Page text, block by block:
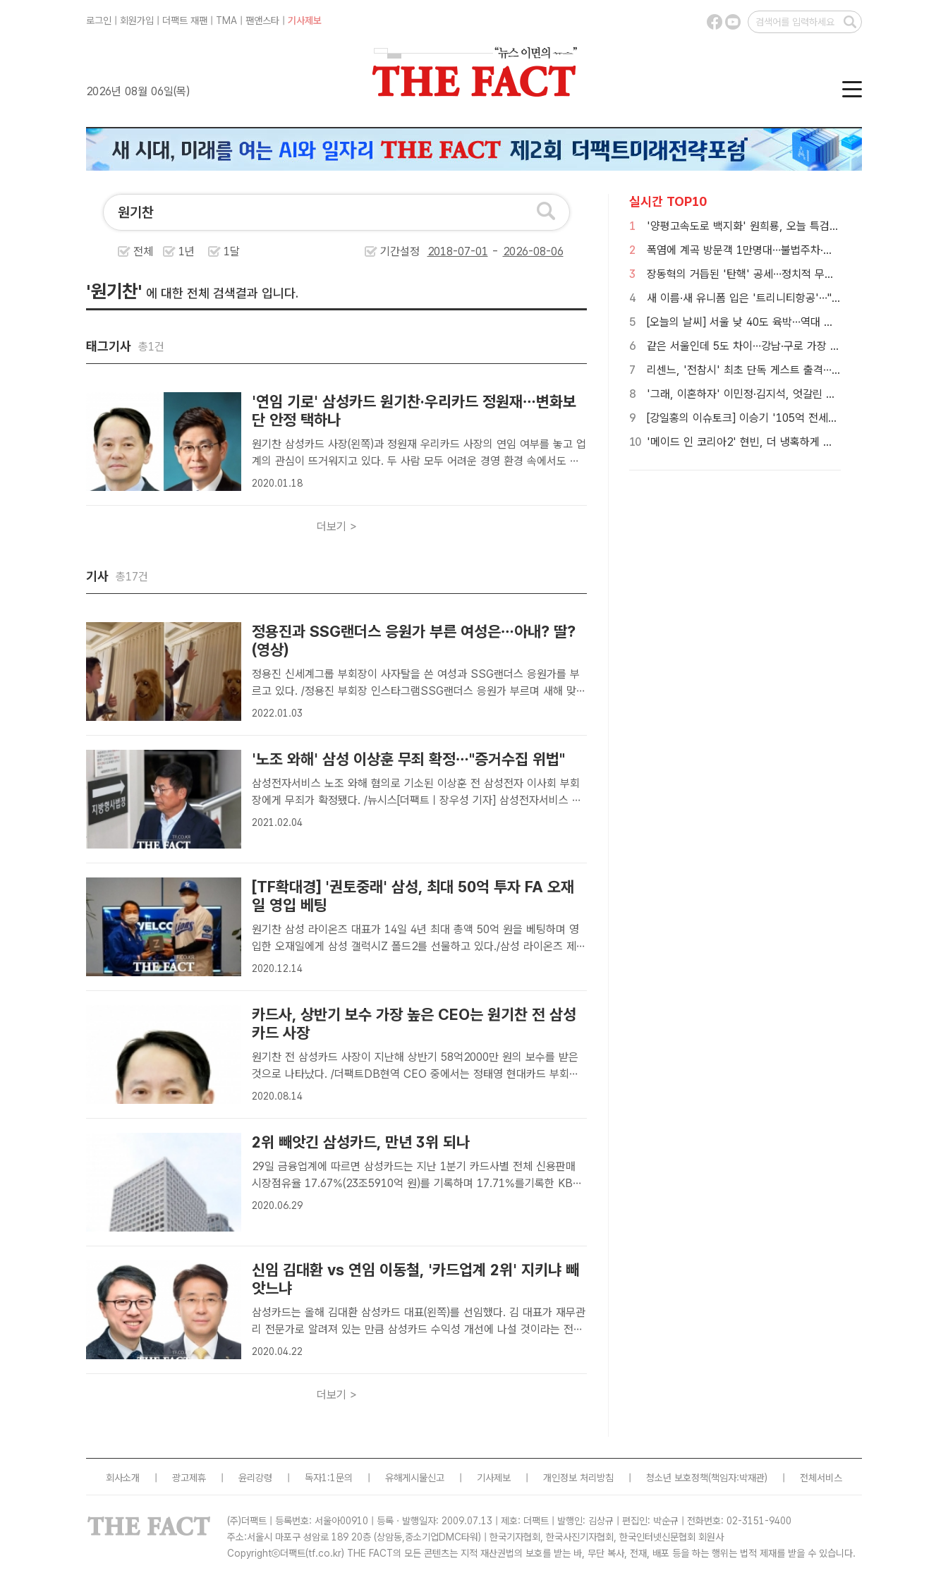
로그인 회원가입 더팩트 재팬 TMA 팬앤스타 기사제보
2026년 08월 06일(목)
전체 1년 1달 기간설정 -
'원기찬' 에 대한 전체 검색결과 입니다.
태그기사 총1건
'연임 기로' 삼성카드 원기찬·우리카드 정원재…변화보
단 안정 택하나
원기찬 삼성카드 사장(왼쪽)과 정원재 우리카드 사장의 연임 여부를 놓고 업
계의 관심이 뜨거워지고 있다. 두 사람 모두 어려운 경영 환경 속에서도 실
적을 끌어 올리며 성공적으로 회사를 이끌었다는 평가를 받는다. /더팩트
2020.01.18
더보기 >
기사 총17건
정용진과 SSG랜더스 응원가 부른 여성은…아내? 딸?
(영상)
정용진 신세계그룹 부회장이 사자탈을 쓴 여성과 SSG랜더스 응원가를 부
르고 있다. /정용진 부회장 인스타그램SSG랜더스 응원가 부르며 새해 맞는
정용진 부회장 [더팩트ㅣ장병문 기자] 정용진 신세계그룹 부회장과 함께 프
2022.01.03
'노조 와해' 삼성 이상훈 무죄 확정…"증거수집 위법"
삼성전자서비스 노조 와해 혐의로 기소된 이상훈 전 삼성전자 이사회 부회
장에게 무죄가 확정됐다. /뉴시스[더팩트ㅣ장우성 기자] 삼성전자서비스 노
조 와해 혐의로 기소된 이상훈 전 삼성전자 이사회 의장에게 혐의를 입증할
2021.02.04
[TF확대경] '권토중래' 삼성, 최대 50억 투자 FA 오재
일 영입 베팅
원기찬 삼성 라이온즈 대표가 14일 4년 최대 총액 50억 원을 베팅하며 영
입한 오재일에게 삼성 갤럭시Z 폴드2를 선물하고 있다./삼성 라이온즈 제공
14일 4년간 계약금 24억원, 연봉 22억원 등 최대 50억 계약 발표...과거 영
2020.12.14
카드사, 상반기 보수 가장 높은 CEO는 원기찬 전 삼성
카드 사장
원기찬 전 삼성카드 사장이 지난해 상반기 58억2000만 원의 보수를 받은
것으로 나타났다. /더팩트DB현역 CEO 중에서는 정태영 현대카드 부회장
이 가장 높아 [더팩트│황원영 기자] 원기찬 전 삼성카드 대표이사가 지난해
2020.08.14
2위 빼앗긴 삼성카드, 만년 3위 되나
29일 금융업계에 따르면 삼성카드는 지난 1분기 카드사별 전체 신용판매
시장점유율 17.67%(23조5910억 원)를 기록하며 17.71%를기록한 KB국
민카드에 2위 자리를 내줬다. /더팩트 DBKB국민카드, 점유율 17.71% 삼
2020.06.29
신임 김대환 vs 연임 이동철, '카드업계 2위' 지키냐 빼
앗느냐
삼성카드는 올해 김대환 삼성카드 대표(왼쪽)를 선임했다. 김 대표가 재무관
리 전문가로 알려져 있는 만큼 삼성카드 수익성 개선에 나설 것이라는 전망
이다. 이동철 KB국민카드 대표는 지난해 연임에 성공한 후 삼성카드 뒤를
2020.04.22
더보기 >
실시간 TOP10
1
'양평고속도로 백지화' 원희룡, 오늘 특검 2차 피의자 조사
2
폭염에 계곡 방문객 1만명대…불법주차·쓰레기는 골치
3
장동혁의 거듭된 '탄핵' 공세…정치적 무게감은 뚝
4
새 이름·새 유니폼 입은 '트리니티항공'…"고객 경험 바꾼다"[TF현장]
5
[오늘의 날씨] 서울 낮 40도 육박…역대 최고 39.6도 위협
6
같은 서울인데 5도 차이…강남·구로 가장 덥고 서대문 낮다
7
리센느, '전참시' 최초 단독 게스트 출격…8일 방송
8
'그래, 이혼하자' 이민정·김지석, 엇갈린 시선…이별의 시작
9
[강일홍의 이슈토크] 이승기 '105억 전세금' 비상…오늘 만기, 돌려받을 수 있나?
10
'메이드 인 코리아2' 현빈, 더 냉혹하게 더 커진 욕망으로
회사소개 광고제휴 윤리강령 독자1:1문의 유해게시물신고 기사제보 개인정보 처리방침 청소년 보호정책(책임자:박재관) 전체서비스
(주)더팩트 | 등록번호: 서울아00910 | 등록ㆍ발행일자: 2009.07.13 | 제호: 더팩트 | 발행인: 김상규 | 편집인: 박순규 | 전화번호: 02-3151-9400
주소:서울시 마포구 성암로 189 20층 (상암동,중소기업DMC타워) | 한국기자협회, 한국사진기자협회, 한국인터넷신문협회 회원사
Copyrightⓒ더팩트(tf.co.kr) THE FACT의 모든 콘텐츠는 지적 재산권법의 보호를 받는 바, 무단 복사, 전재, 배포 등을 하는 행위는 법적 제재를 받을 수 있습니다.